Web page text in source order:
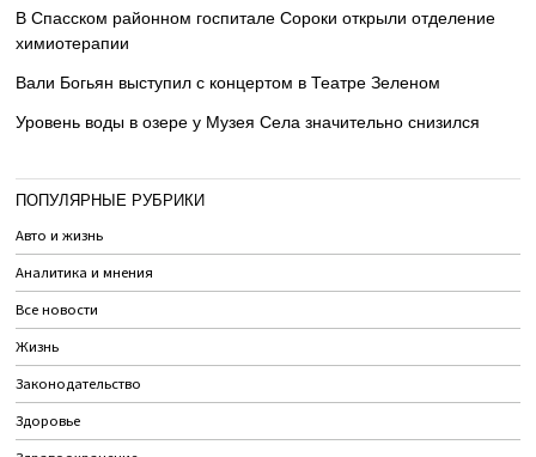
В Спасском районном госпитале Сороки открыли отделение
химиотерапии
Вали Богьян выступил с концертом в Театре Зеленом
Уровень воды в озере у Музея Села значительно снизился
ПОПУЛЯРНЫЕ РУБРИКИ
Авто и жизнь
Аналитика и мнения
Все новости
Жизнь
Законодательство
Здоровье